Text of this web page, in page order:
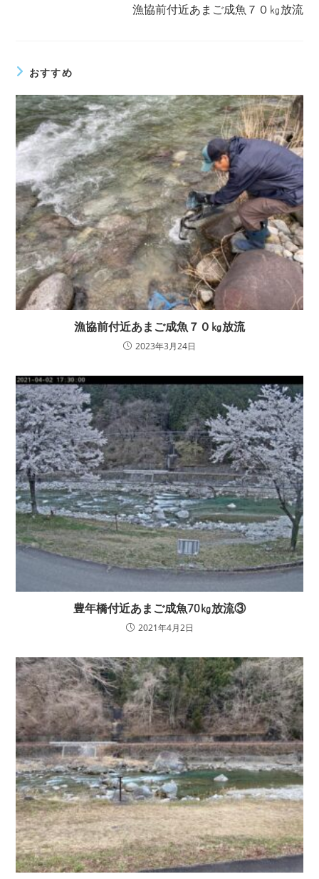
漁協前付近あまご成魚７０㎏放流
おすすめ
漁協前付近あまご成魚７０㎏放流
2023年3月24日
豊年橋付近あまご成魚70㎏放流③
2021年4月2日